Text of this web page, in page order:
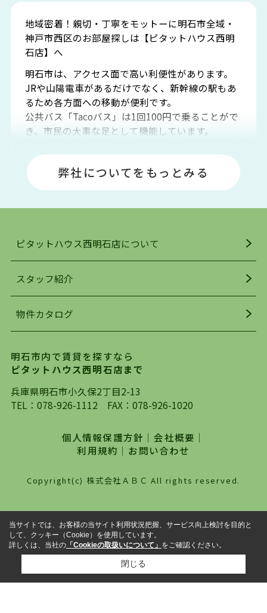
地域密着！親切・丁寧をモットーに明石市全域・
神戸市西区のお部屋探しは【ピタットハウス西明
石店】へ
明石市は、アクセス面で高い利便性があります。
JRや山陽電車があるだけでなく、新幹線の駅もあ
るため各方面への移動が便利です。
公共バス「Tacoバス」は1回100円で乗ることがで
き、市民の大事な足として機能しています。
場や釣りスポットが多くあります。JR「大久保
駅」周辺には、ビブレ・イオンをはじめとした買
い物施設も多くあり、買い物にも困りません。
明石駅・西明石駅を中心に、明石市・神戸市西区
でお部屋探している方は、ぜひ当ＨＰにて物件を
お探しになってください。弊社は、スタッフの平
を行っており地域最大級の情報取扱量を誇ってお
ります。店頭で限られた物件をご紹介する、従来
自身でインターネットを利用し、理想のお部屋を
探していただき、選択していただいた物件情報に
対して、専門知識を持ったスタッフがサポートさ
せていただくスタイルを心がけております。私た
は、一度だけでは終わらない、お客様との末長い
お付き合いです。初めての一人暮らしから、就
職・ご結婚・売買物件の購入、などなど一生涯に
わたる、良きアドバイザーとして、地域に密着し
た営業スタイルで様々なお役立ちができればと強
わせください。
弊社についてをもっとみる
ピタットハウス西明石店について
スタッフ紹介
物件カタログ
明石市内で賃貸を探すなら
ピタットハウス西明石店まで
兵庫県明石市小久保2丁目2-13
TEL： 078-926-1112 FAX：078-926-1020
個人情報保護方針 ｜会社概要 ｜
利用規約 ｜ お問い合わせ
Copyright(c) 株式会社ＡＢＣ All rights reserved.
当サイトでは、お客様の当サイト利用状況把握、サービス向上検討を目的と
して、クッキー（Cookie）を使用しています。
詳しくは、当社の 「Cookieの取扱いについて」 をご確認ください。
閉じる